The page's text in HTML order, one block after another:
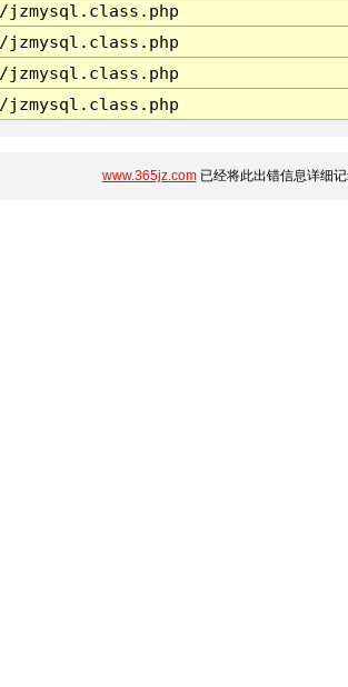
www.365jz.com已经将此出错信息详细